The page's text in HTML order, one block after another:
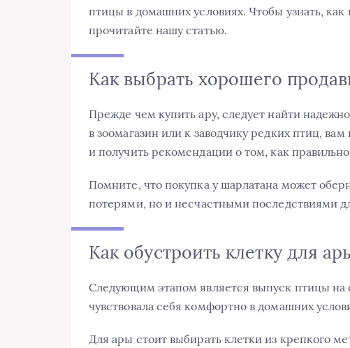
птицы в домашних условиях. Чтобы узнать,
прочитайте нашу статью.
Как выбрать хорошего
Прежде чем купить ару, следует найти
в зоомагазин или к заводчику редких птиц,
и получить рекомендации о том, как
Помните, что покупка у шарлатана может
потерями, но и несчастными последствиями
Как обустроить клетку для
Следующим этапом является выпуск птицы на
чувствовала себя комфортно в домашних
Для ары стоит выбирать клетки из крепкого